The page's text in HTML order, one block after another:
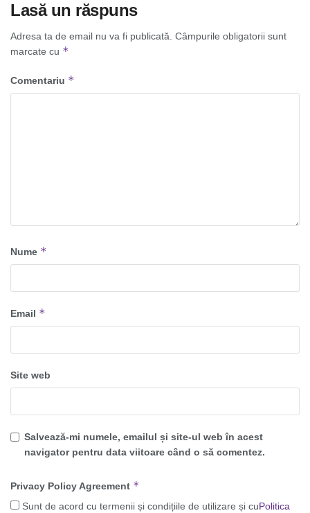
Lasă un răspuns
Adresa ta de email nu va fi publicată. Câmpurile obligatorii sunt
marcate cu *
Comentariu *
Nume *
Email *
Site web
Salvează-mi numele, emailul și site-ul web în acest
navigator pentru data viitoare când o să comentez.
Privacy Policy Agreement *
Sunt de acord cu termenii și condițiile de utilizare și cuPolitica